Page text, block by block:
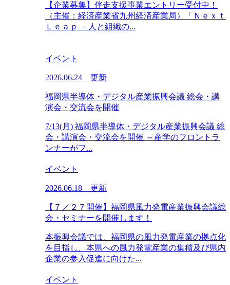
【企業募集】伴走支援事業エントリー受付中！
（主催：経済産業省九州経済産業局）「Ｎｅｘｔ
Ｌｅａｐ －人と組織の...
イベント
2026.06.24 更新
福岡県半導体・デジタル産業振興会議 総会・講
演会・交流会を開催
7/13(月) 福岡県半導体・デジタル産業振興会議 総
会・講演会・交流会を開催 ～産学のフロントラ
ンナーがフ...
イベント
2026.06.18 更新
【７／２７開催】福岡県風力発電産業振興会議総
会・セミナーを開催します！
本振興会議では、福岡県の風力発電産業の拠点化
を目指し、本県への風力発電産業の集積及び県内
企業の参入促進に向けた...
イベント